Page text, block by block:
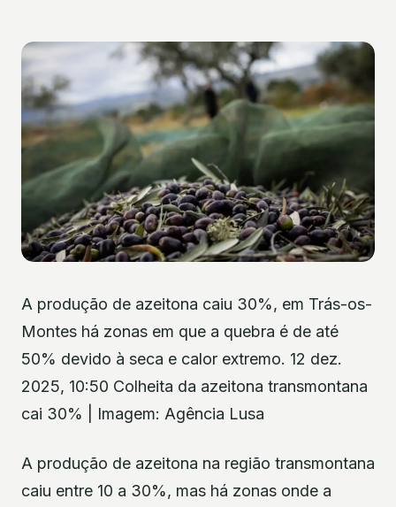
A produção de azeitona caiu 30%, em Trás-os-
Montes há zonas em que a quebra é de até
50% devido à seca e calor extremo. 12 dez.
2025, 10:50 Colheita da azeitona transmontana
cai 30% | Imagem: Agência Lusa
A produção de azeitona na região transmontana
caiu entre 10 a 30%, mas há zonas onde a